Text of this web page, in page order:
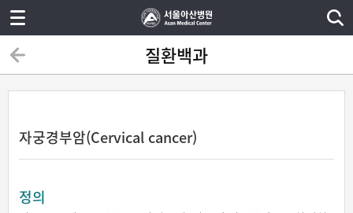
질환백과
자궁경부암(Cervical cancer)
정의